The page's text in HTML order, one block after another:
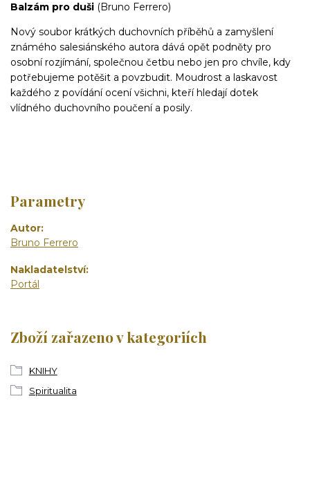
Balzám pro duši (Bruno Ferrero)
Nový soubor krátkých duchovních příběhů a zamyšlení
známého salesiánského autora dává opět podněty pro
osobní rozjímání, společnou četbu nebo jen pro chvíle, kdy
potřebujeme potěšit a povzbudit. Moudrost a laskavost
každého z povídání ocení všichni, kteří hledají dotek
vlídného duchovního poučení a posily.
Parametry
Autor
Bruno Ferrero
Nakladatelství
Portál
Zboží zařazeno v kategoriích
KNIHY
Spiritualita